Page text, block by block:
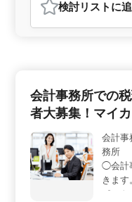
テラ
応募
おすすめポイント
＜経験者歓迎・有給
者や資格保有者を募
く、ベテランスタッ
週休2日制で有給休暇
す。 ＜充実の福利
済にも加入しており
す。
検討リスト に
会計事務所での
者大募集！マイ
会計事務所 / 税理士補助・
務所
◯会計
きま
ポー